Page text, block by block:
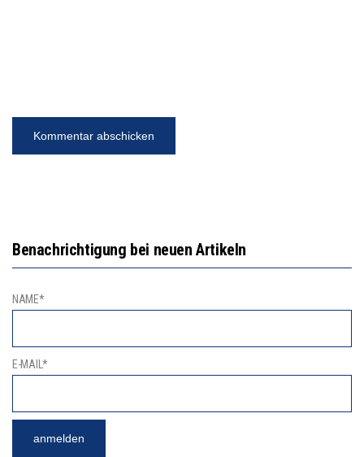
Benachrichtigung bei neuen Artikeln
NAME*
E-MAIL*